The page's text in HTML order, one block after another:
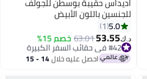
اديداس حقيبة بوسطن للجولف
للجنسين باللون الأبيض
5.0
1
د.ك‏53.55
63.01خصم 15%
#42 في حقائب السفر الكبيرة
#42 في حقائب السفر الكبيرة احصل عليه خلال 14 - 15